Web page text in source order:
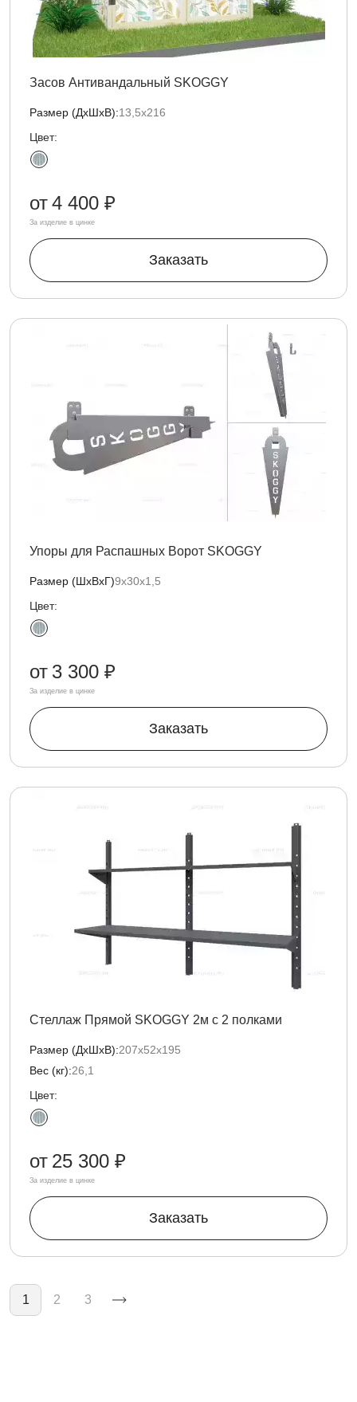
Засов Антивандальный SKOGGY
Размер (ДxШxВ):13,5х216
Цвет:
от4 400 ₽
За изделие в цинке
Заказать
Упоры для Распашных Ворот SKOGGY
Размер (ШхВхГ)9х30х1,5
Цвет:
от 3 300 ₽
За изделие в цинке
Заказать
Стеллаж Прямой SKOGGY 2м с 2 полками
Размер (ДxШxВ):207х52х195
Вес (кг):26,1
Цвет:
от 25 300 ₽
За изделие в цинке
Заказать
Нумерация страниц
1 2 3